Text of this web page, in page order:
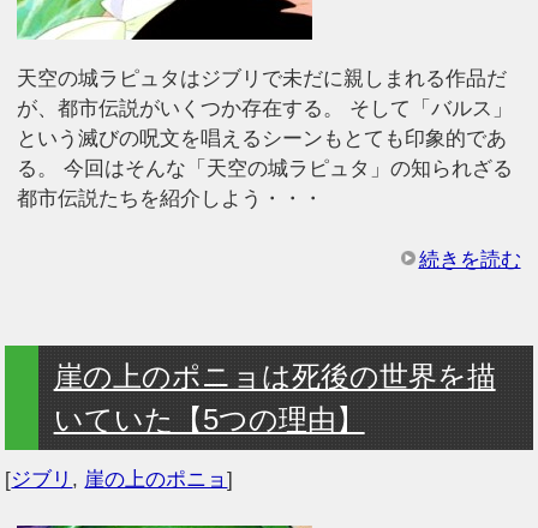
天空の城ラピュタはジブリで未だに親しまれる作品だ
が、都市伝説がいくつか存在する。 そして「バルス」
という滅びの呪文を唱えるシーンもとても印象的であ
る。 今回はそんな「天空の城ラピュタ」の知られざる
都市伝説たちを紹介しよう・・・
続きを読む
崖の上のポニョは死後の世界を描
いていた【5つの理由】
[ジブリ , 崖の上のポニョ]